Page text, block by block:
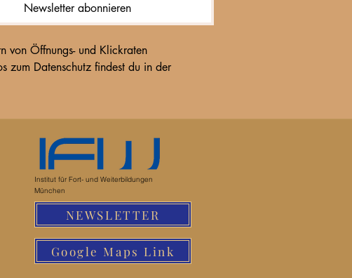
Newsletter abonnieren
von Öffnungs- und Klickraten
Institut für Fort- und Weiterbildungen
München
NEWSLETTER
Google Maps Link